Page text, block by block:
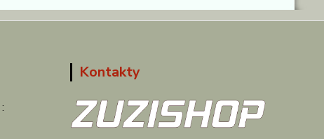
:
Kontakty